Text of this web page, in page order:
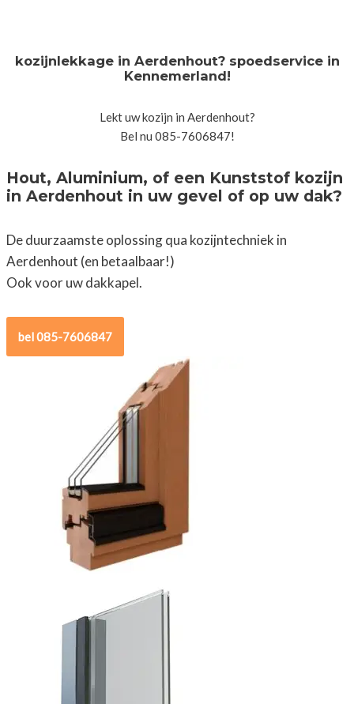
kozijnlekkage in Aerdenhout? spoedservice in
Kennemerland!
Lekt uw kozijn in Aerdenhout?
Bel nu 085-7606847!
Hout, Aluminium, of een Kunststof kozijn
in Aerdenhout in uw gevel of op uw dak?
De duurzaamste oplossing qua kozijntechniek in
Aerdenhout (en betaalbaar!)
Ook voor uw dakkapel.
bel 085-7606847